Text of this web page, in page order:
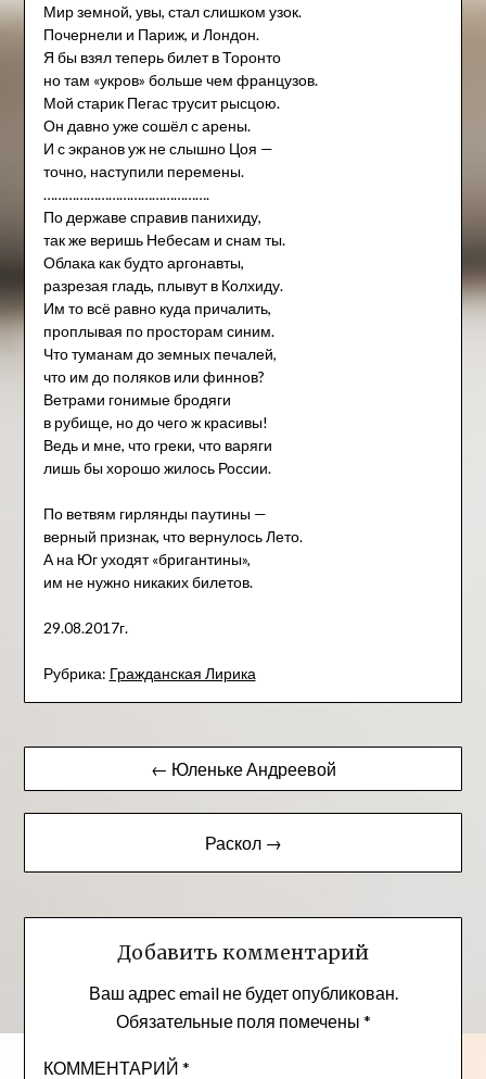
Мир земной, увы, стал слишком узок.
Почернели и Париж, и Лондон.
Я бы взял теперь билет в Торонто
но там «укров» больше чем французов.
Мой старик Пегас трусит рысцою.
Он давно уже сошёл с арены.
И с экранов уж не слышно Цоя —
точно, наступили перемены.
……………………………………….
По державе справив панихиду,
так же веришь Небесам и снам ты.
Облака как будто аргонавты,
разрезая гладь, плывут в Колхиду.
Им то всё равно куда причалить,
проплывая по просторам синим.
Что туманам до земных печалей,
что им до поляков или финнов?
Ветрами гонимые бродяги
в рубище, но до чего ж красивы!
Ведь и мне, что греки, что варяги
лишь бы хорошо жилось России.
По ветвям гирлянды паутины —
верный признак, что вернулось Лето.
А на Юг уходят «бригантины»,
им не нужно никаких билетов.
29.08.2017г.
Рубрика: Гражданская Лирика
Навигация
по
← Юленьке Андреевой
Раскол →
Добавить комментарий
Ваш адрес email не будет опубликован.
Обязательные поля помечены *
КОММЕНТАРИЙ *